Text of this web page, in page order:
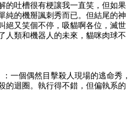
的吐槽很有梗讓我一直笑，但如果
純的機掰諷刺秀而已。但結尾的神
絕又笑個不停，吸貓啊各位，滅世
人類和機器人的未來，貓咪肉球不
一個偶然目擊殺人現場的逃命秀，
的迴圈。執行得不錯，但偏執系的